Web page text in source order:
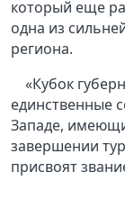
который еще
одна из
региона.
«Кубок
единственные
Западе,
завершении
присвоят